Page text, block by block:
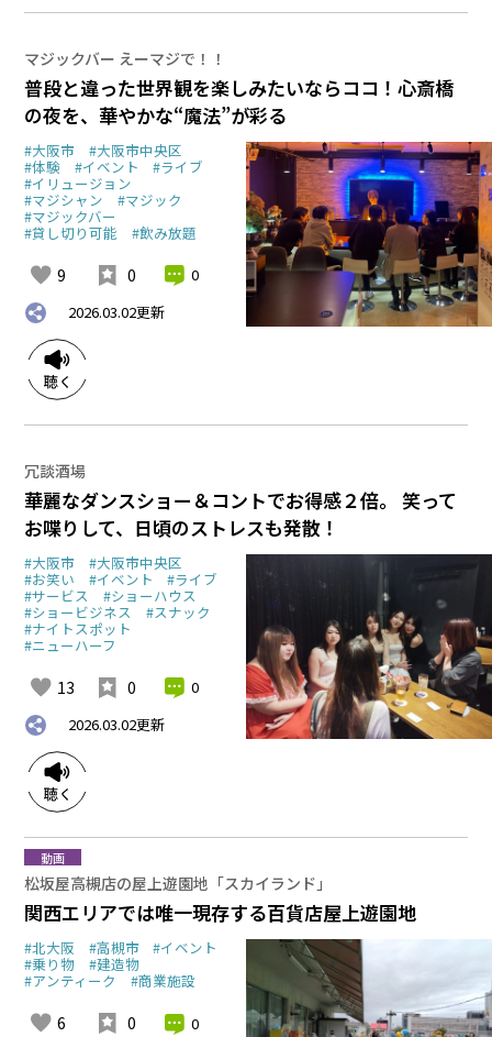
マジックバー えーマジで！！
普段と違った世界観を楽しみたいならココ！心斎橋
の夜を、華やかな“魔法”が彩る
#大阪市 #大阪市中央区
#体験 #イベント #ライブ
#イリュージョン
#マジシャン #マジック
#マジックバー
#貸し切り可能 #飲み放題
9 0
0
2026.03.02更新
冗談酒場
華麗なダンスショー＆コントでお得感２倍。 笑って
お喋りして、日頃のストレスも発散！
#大阪市 #大阪市中央区
#お笑い #イベント #ライブ
#サービス #ショーハウス
#ショービジネス #スナック
#ナイトスポット
#ニューハーフ
13 0
0
2026.03.02更新
松坂屋高槻店の屋上遊園地「スカイランド」
関西エリアでは唯一現存する百貨店屋上遊園地
#北大阪 #高槻市 #イベント
#乗り物 #建造物
#アンティーク #商業施設
6 0
0
動画